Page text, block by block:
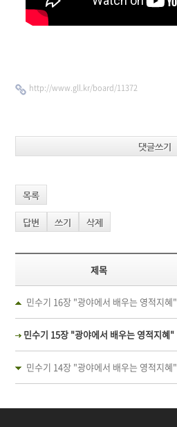
http://www.gll.kr/board/11372
댓글쓰기
목록
답변 쓰기 삭제
제목
민수기 16장 "광야에서 배우는 영적지혜"
민수기 15장 "광야에서 배우는 영적지혜"
민수기 14장 "광야에서 배우는 영적지혜"